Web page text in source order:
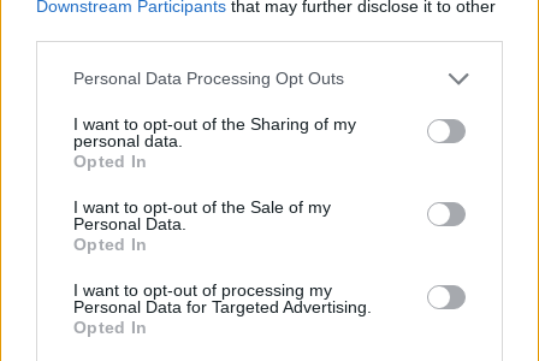
Downstream Participants that may further disclose it to other
Please note that this website/app uses one or more Google
not limited to your visit or usage behaviour. You may click to
grant or deny consent to Google and its third-party tags to
use your data for below specified purposes in below Google
consent section.
Personal Data Processing Opt Outs
I want to opt-out of the Sharing of my
personal data.
Opted In
I want to opt-out of the Sale of my
Personal Data.
Opted In
I want to opt-out of processing my
Personal Data for Targeted Advertising.
Opted In
1 Következő oldal